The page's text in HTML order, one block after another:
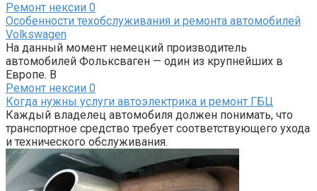
Ремонт нексии 0
Особенности техобслуживания и ремонта автомобилей
Volkswagen
На данный момент немецкий производитель
автомобилей Фольксваген — один из крупнейших в
Европе. В
Ремонт нексии 0
Когда нужны услуги автоэлектрика и ремонт ГБЦ
Каждый владелец автомобиля должен понимать, что
транспортное средство требует соответствующего ухода
и технического обслуживания.